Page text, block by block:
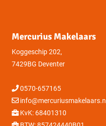
Mercurius Makelaars
Koggeschip 202,
7429BG Deventer
0570-657165
info@mercuriusmakelaars.nl
KvK: 68401310